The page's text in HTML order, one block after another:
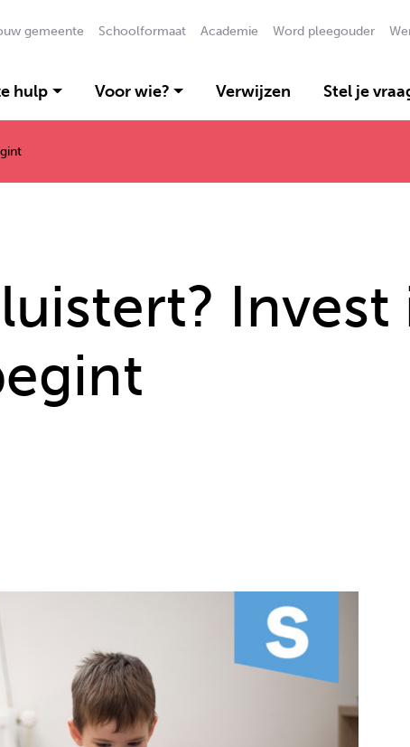
Invest
gemeente Schoolformaat Academie Word pleegouder
hulp Voor wie? Verwijzen Stel je